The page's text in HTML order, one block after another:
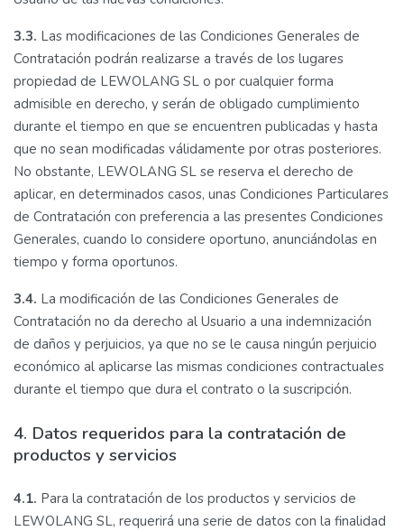
3.3. Las modificaciones de las Condiciones Generales de
Contratación podrán realizarse a través de los lugares
propiedad de LEWOLANG SL o por cualquier forma
admisible en derecho, y serán de obligado cumplimiento
durante el tiempo en que se encuentren publicadas y hasta
que no sean modificadas válidamente por otras posteriores.
No obstante, LEWOLANG SL se reserva el derecho de
aplicar, en determinados casos, unas Condiciones Particulares
de Contratación con preferencia a las presentes Condiciones
Generales, cuando lo considere oportuno, anunciándolas en
tiempo y forma oportunos.
3.4. La modificación de las Condiciones Generales de
Contratación no da derecho al Usuario a una indemnización
de daños y perjuicios, ya que no se le causa ningún perjuicio
económico al aplicarse las mismas condiciones contractuales
durante el tiempo que dura el contrato o la suscripción.
4. Datos requeridos para la contratación de
productos y servicios
4.1. Para la contratación de los productos y servicios de
LEWOLANG SL, requerirá una serie de datos con la finalidad